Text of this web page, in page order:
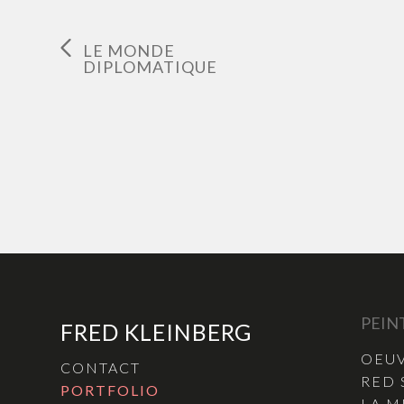
LE MONDE
DIPLOMATIQUE
FRED KLEINBERG
CONTACT
PORTFOLIO
RED